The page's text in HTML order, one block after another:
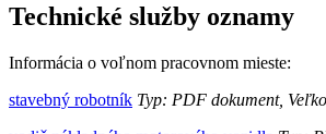
Technické služby oznamy
Informácia o voľnom pracovnom mieste:
stavebný robotník Typ: PDF dokument,